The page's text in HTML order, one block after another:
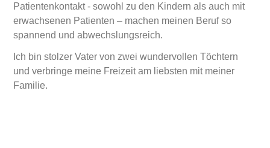
Patientenkontakt - sowohl zu den Kindern als auch mit
erwachsenen Patienten – machen meinen Beruf so
spannend und abwechslungsreich.
Ich bin stolzer Vater von zwei wundervollen Töchtern
und verbringe meine Freizeit am liebsten mit meiner
Familie.